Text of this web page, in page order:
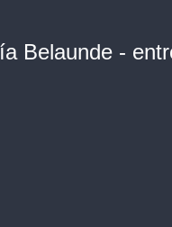
Belaunde -